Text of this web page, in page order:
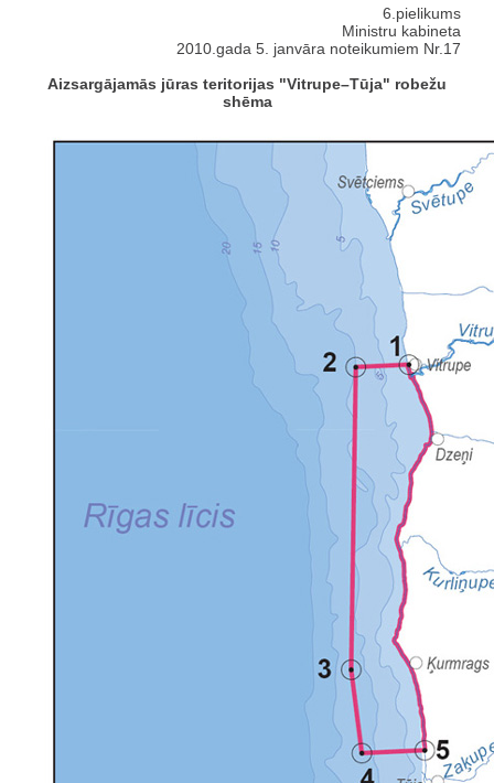
6.pielikums
Ministru kabineta
2010.gada 5. janvāra noteikumiem Nr.17
Aizsargājamās jūras teritorijas "Vitrupe–Tūja" robežu
shēma